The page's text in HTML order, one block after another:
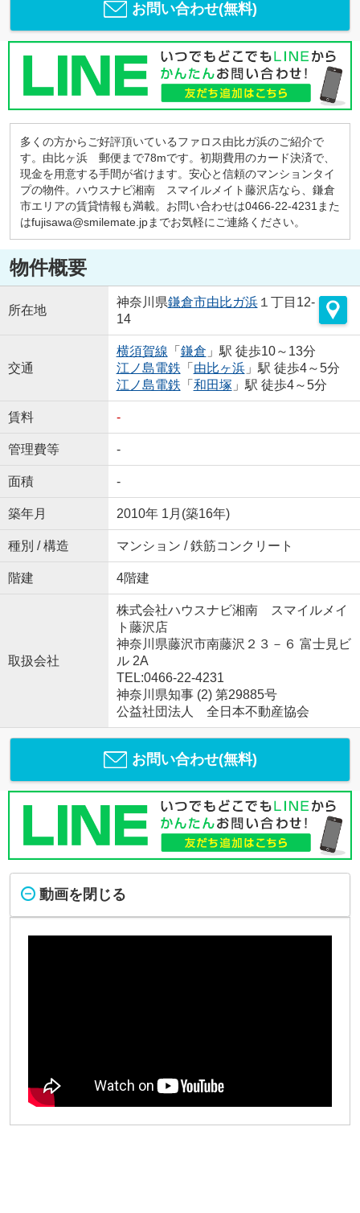
お問い合わせ(無料)
多くの方からご好評頂いているファロス由比ガ浜のご紹介で
す。由比ヶ浜 郵便まで78mです。初期費用のカード決済で、
現金を用意する手間が省けます。安心と信頼のマンションタイ
プの物件。ハウスナビ湘南 スマイルメイト藤沢店なら、鎌倉
市エリアの賃貸情報も満載。お問い合わせは0466-22-4231また
はfujisawa@smilemate.jpまでお気軽にご連絡ください。
物件概要
所在地
神奈川県鎌倉市由比ガ浜１丁目12-
14
交通
横須賀線 「 鎌倉 」駅 徒歩10～13分
江ノ島電鉄 「 由比ヶ浜」駅 徒歩4～5分
江ノ島電鉄 「 和田塚 」駅 徒歩4～5分
賃料 -
管理費等 -
面積 -
築年月 2010年 1月(築16年)
種別 / 構造 マンション / 鉄筋コンクリート
階建 4階建
取扱会社
株式会社ハウスナビ湘南 スマイルメイ
ト藤沢店
神奈川県藤沢市南藤沢２３－６ 富士見ビ
ル 2A
TEL:0466-22-4231
神奈川県知事 (2) 第29885号
公益社団法人 全日本不動産協会
お問い合わせ(無料)
動画を閉じる